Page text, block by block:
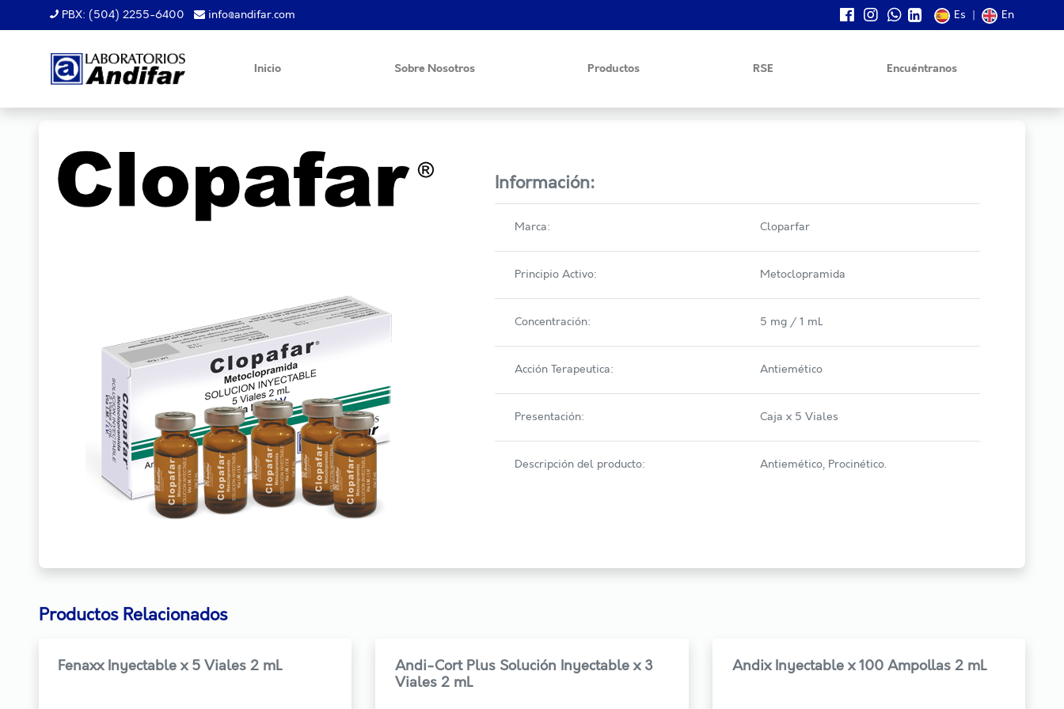
PBX: (504) 2255-6400 info@andifar.com Es En
Inicio Sobre Nosotros Productos RSE Encuéntranos
Información:
Marca: Cloparfar
Principio Activo: Metoclopramida
Concentración: 5 mg / 1 mL
Acción Terapeutica: Antiemético
Presentación: Caja x 5 Viales
Descripción del producto: Antiemético, Procinético.
Productos Relacionados
Fenaxx Inyectable x 5 Viales 2 mL
Andi-Cort Plus Solución Inyectable x 3
Viales 2 mL
Andix Inyectable x 100 Ampollas 2 mL